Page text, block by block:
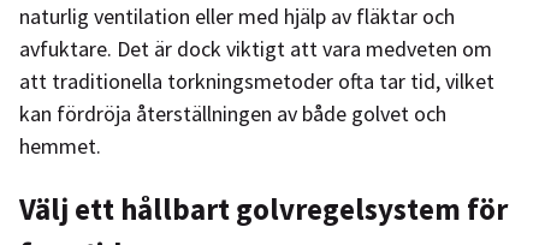
naturlig ventilation eller med hjälp av fläktar och
avfuktare. Det är dock viktigt att vara medveten om
att traditionella torkningsmetoder ofta tar tid, vilket
kan fördröja återställningen av både golvet och
hemmet.
Välj ett hållbart golvregelsystem för